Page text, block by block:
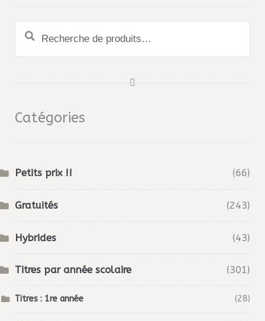
Recherche
Catégories
Petits prix !! (66)
Gratuités (243)
Hybrides (43)
Titres par année scolaire (301)
Titres : 1re année (28)